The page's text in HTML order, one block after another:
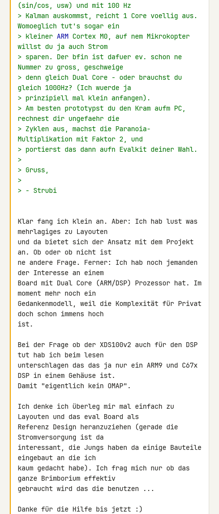
(sin/cos, usw) und mit 100 Hz
> Kalman auskommst, reicht 1 Core voellig aus.
Womoeglich tut's sogar ein
> kleiner ARM Cortex M0, auf nem Mikrokopter
willst du ja auch Strom
> sparen. Der bfin ist dafuer ev. schon ne
Nummer zu gross, geschweige
> denn gleich Dual Core - oder brauchst du
gleich 1000Hz? (Ich wuerde ja
> prinzipiell mal klein anfangen).
> Am besten prototypst du den Kram aufm PC,
rechnest dir ungefaehr die
> Zyklen aus, machst die Paranoia-
Multiplikation mit Faktor 2, und
> portierst das dann aufn Evalkit deiner Wahl.
>
> Gruss,
>
> - Strubi
Klar fang ich klein an. Aber: Ich hab lust was
mehrlagiges zu Layouten
und da bietet sich der Ansatz mit dem Projekt
an. Ob oder ob nicht ist
ne andere Frage. Ferner: Ich hab noch jemanden
der Interesse an einem
Board mit Dual Core (ARM/DSP) Prozessor hat. Im
moment mehr noch ein
Gedankenmodell, weil die Komplexität für Privat
doch schon immens hoch
ist.
Bei der Frage ob der XDS100v2 auch für den DSP
tut hab ich beim lesen
unterschlagen das das ja nur ein ARM9 und C67x
DSP in einem Gehäuse ist.
Damit "eigentlich kein OMAP".
Ich denke ich überleg mir mal einfach zu
Layouten und das eval Board als
Referenz Design heranzuziehen (gerade die
Stromversorgung ist da
interessant, die Jungs haben da einige Bauteile
eingebaut an die ich
kaum gedacht habe). Ich frag mich nur ob das
ganze Brimborium effektiv
gebraucht wird das die benutzen ...
Danke für die Hilfe bis jetzt :)